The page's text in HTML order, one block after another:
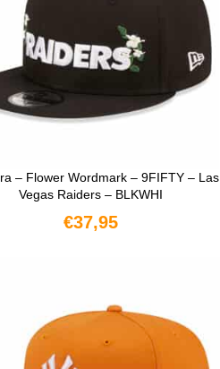
– Flower Wordmark – 9FIFTY – Las
Vegas Raiders – BLKWHI
€37,95